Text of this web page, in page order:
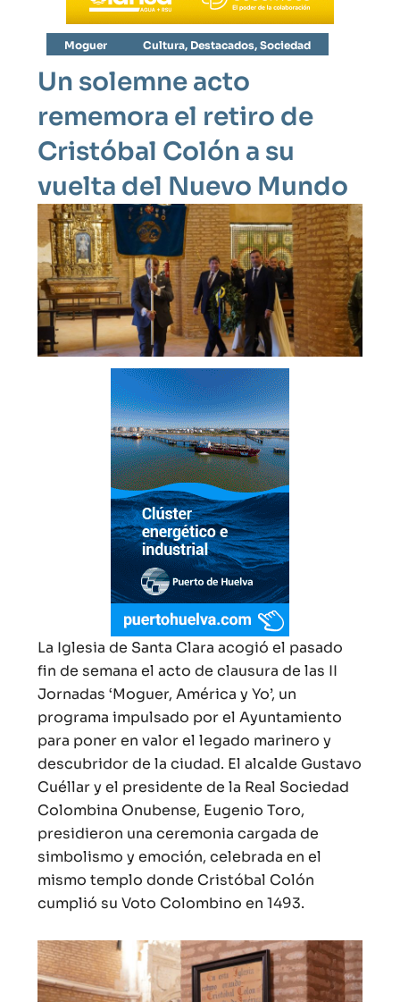
Moguer Cultura, Destacados,Sociedad
Un solemne acto
rememora el retiro de
Cristóbal Colón a su
vuelta del Nuevo Mundo
La Iglesia de Santa Clara acogió el pasado
fin de semana el acto de clausura de las II
Jornadas ‘Moguer, América y Yo’, un
programa impulsado por el Ayuntamiento
para poner en valor el legado marinero y
descubridor de la ciudad. El alcalde Gustavo
Cuéllar y el presidente de la Real Sociedad
Colombina Onubense, Eugenio Toro,
presidieron una ceremonia cargada de
simbolismo y emoción, celebrada en el
mismo templo donde Cristóbal Colón
cumplió su Voto Colombino en 1493.